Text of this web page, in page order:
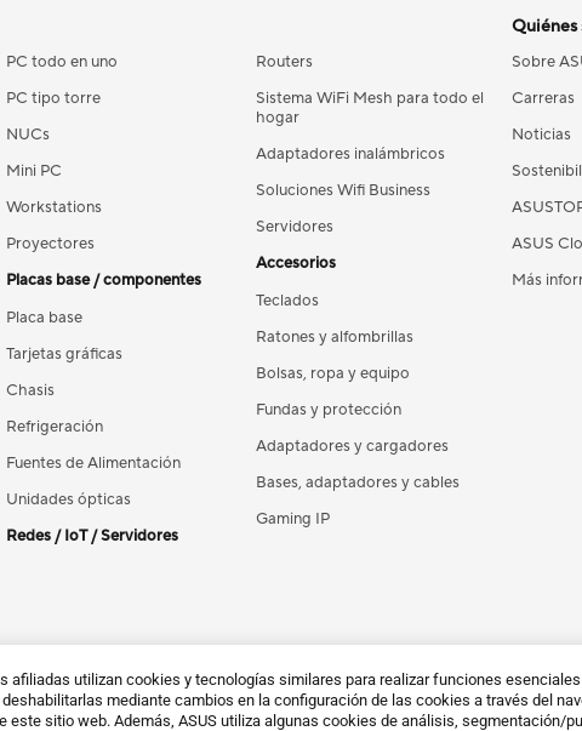
afiliadas utilizan cookies y tecnologías similares para realizar funciones
mediante cambios en la configuración de las cookies a través del
este sitio web. Además, ASUS utiliza algunas cookies de análisis, segmentación/
PC todo en uno
PC tipo torre
NUCs
Mini PC
Workstations
Proyectores
Placas base / componentes
Placa base
Tarjetas gráficas
Chasis
Refrigeración
Fuentes de Alimentación
Unidades ópticas
Redes / IoT / Servidores
Routers
Sistema WiFi Mesh para todo el
hogar
Adaptadores inalámbricos
Soluciones Wifi Business
Servidores
Accesorios
Teclados
Ratones y alfombrillas
Bolsas, ropa y equipo
Fundas y protección
Adaptadores y cargadores
Bases, adaptadores y cables
Gaming IP
Quiénes
Sobre
Carreras
Noticias
ASUS
Más
Inscríbete